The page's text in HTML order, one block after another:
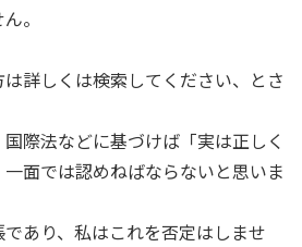
。
詳しくは検索してください、とさ
際法などに基づけば「実は正しく
面では認めねばならないと思いま
あり、私はこれを否定はしませ